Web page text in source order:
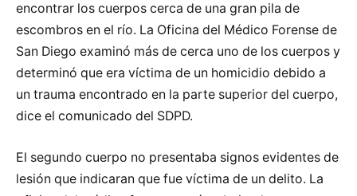
encontrar los cuerpos cerca de una gran pila de
escombros en el río. La Oficina del Médico Forense de
San Diego examinó más de cerca uno de los cuerpos y
determinó que era víctima de un homicidio debido a
un trauma encontrado en la parte superior del cuerpo,
dice el comunicado del SDPD.
El segundo cuerpo no presentaba signos evidentes de
lesión que indicaran que fue víctima de un delito. La